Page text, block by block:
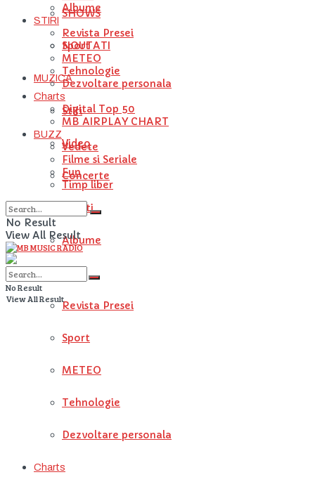
SHOWS
NOUTATI
MUZICA
Stiri
Video
Concerte
Artisti
Albume
STIRI
Revista Presei
Sport
METEO
Tehnologie
Dezvoltare personala
Charts
Albume
STIRI
Revista Presei
Sport
METEO
Tehnologie
Dezvoltare personala
Charts
Digital Top 50
MB AIRPLAY CHART
BUZZ
Vedete
Filme si Seriale
Fun
Timp liber
No Result
View All Result
No Result
View All Result